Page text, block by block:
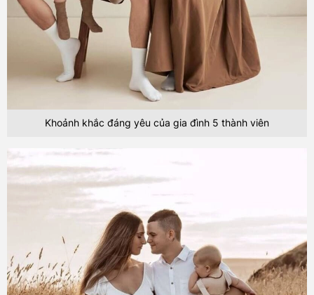
Khoảnh khắc đáng yêu của gia đình 5 thành viên